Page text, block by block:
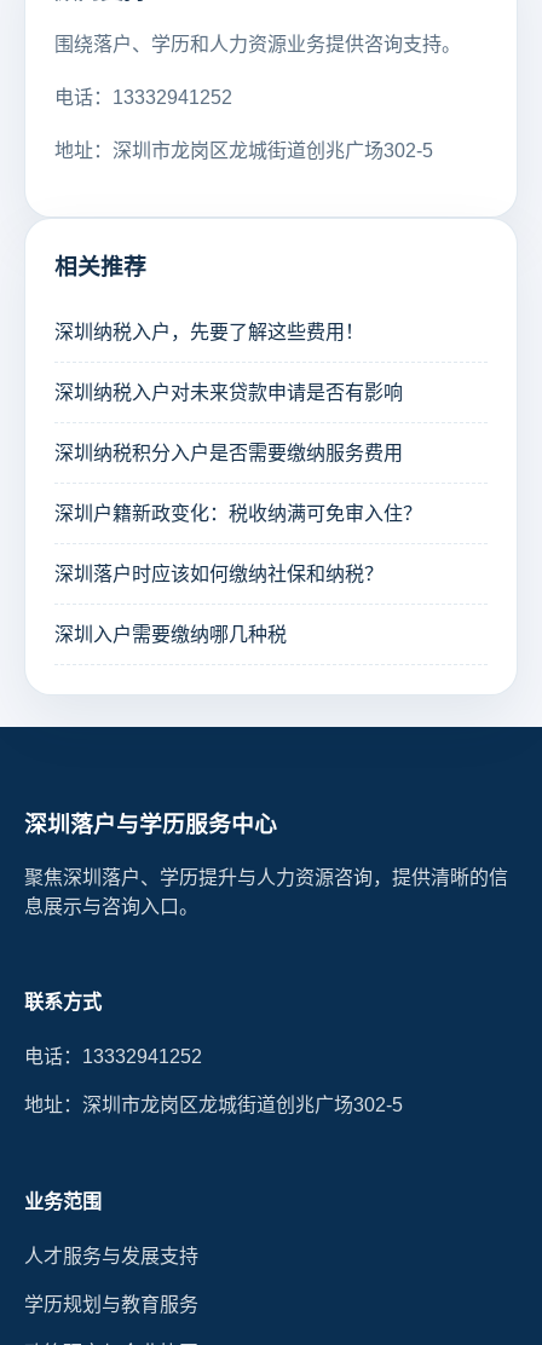
围绕落户、学历和人力资源业务提供咨询支持。
电话：13332941252
地址：深圳市龙岗区龙城街道创兆广场302-5
相关推荐
深圳纳税入户，先要了解这些费用！
深圳纳税入户对未来贷款申请是否有影响
深圳纳税积分入户是否需要缴纳服务费用
深圳户籍新政变化：税收纳满可免审入住？
深圳落户时应该如何缴纳社保和纳税？
深圳入户需要缴纳哪几种税
深圳落户与学历服务中心
聚焦深圳落户、学历提升与人力资源咨询，提供清晰的信
息展示与咨询入口。
联系方式
电话：13332941252
地址：深圳市龙岗区龙城街道创兆广场302-5
业务范围
人才服务与发展支持
学历规划与教育服务